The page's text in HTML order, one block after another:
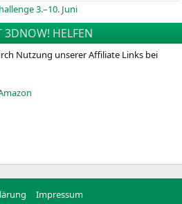
3.–10. Juni
3DNOW! HELFEN
Nutzung unserer Affiliate Links bei
Impressum